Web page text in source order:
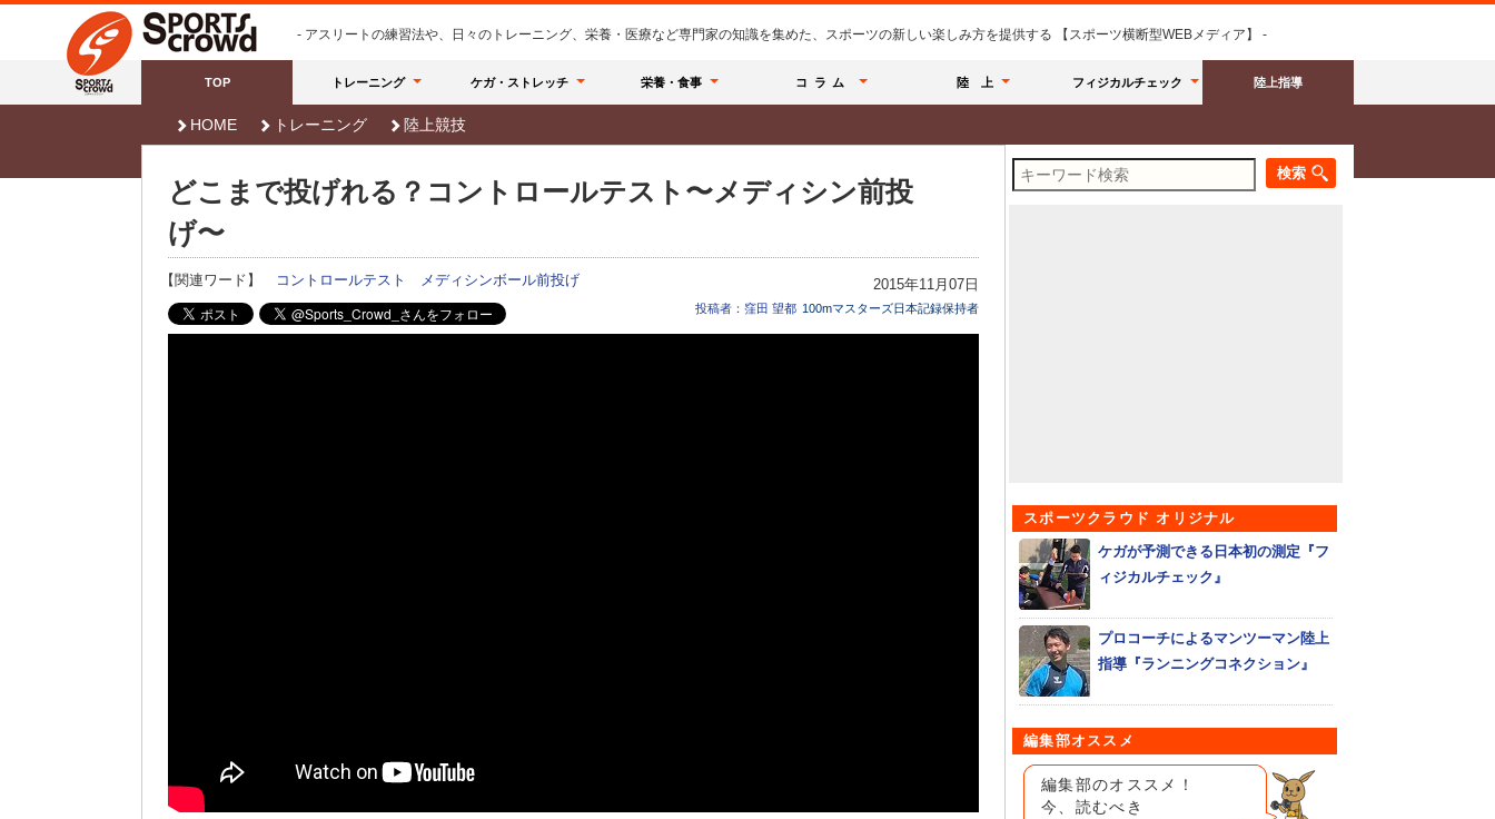
- アスリートの練習法や、日々のトレーニング、栄養・医療など専門家の知識を集めた、スポーツの新しい楽しみ方を提供する 【スポーツ横断型WEBメディア】 -
TOP トレーニング ケガ・ストレッチ 栄養・食事 コラム 陸 上 フィジカルチェック 陸上指導
HOME トレーニング 陸上競技
どこまで投げれる？コントロールテスト〜メディシン前投
げ〜
【関連ワード】 コントロールテスト メディシンボール前投げ 2015年11月07日
投稿者：窪田 望都 100mマスターズ日本記録保持者
スポーツクラウド オリジナル
ケガが予測できる日本初の測定『フ
ィジカルチェック』
プロコーチによるマンツーマン陸上
指導『ランニングコネクション』
編集部オススメ
編集部のオススメ！
今、読むべき